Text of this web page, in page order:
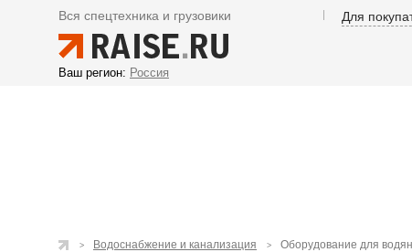
Вся спецтехника и грузовики Для
Ваш регион: Россия
Водоснабжение и канализация Оборудование для